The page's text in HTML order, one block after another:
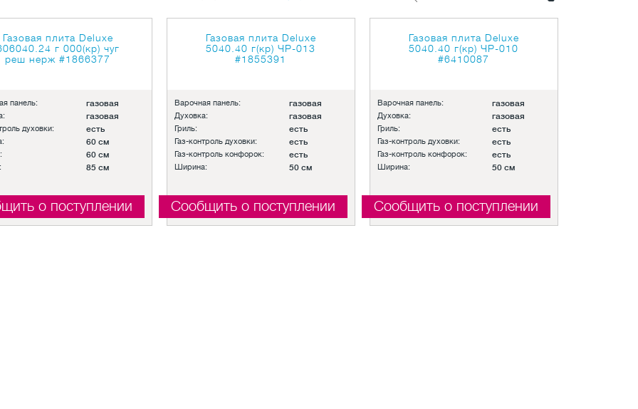
Газовая плита Deluxe
г 000(кр) чуг
реш нерж#1866377
панель: газовая
газовая
духовки: есть
60 см
60 см
85 см
о поступлении
Газовая плита Deluxe
5040.40 г(кр) ЧР-013
#1855391
Варочная панель: газовая
Духовка: газовая
Гриль: есть
Газ-контроль духовки: есть
Газ-контроль конфорок: есть
Ширина: 50 см
Сообщить о поступлении
Газовая плита Deluxe
5040.40 г(кр) ЧР-010
#6410087
Варочная панель: газовая
Духовка: газовая
Гриль: есть
Газ-контроль духовки: есть
Газ-контроль конфорок: есть
Ширина: 50 см
Сообщить о поступлении